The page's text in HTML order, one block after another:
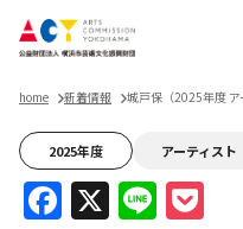
home 新着情報 城戸保（2025年度
2025年度 アーティスト
Facebook
X Line